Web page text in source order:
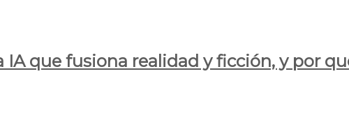
que fusiona realidad y ficción, y por